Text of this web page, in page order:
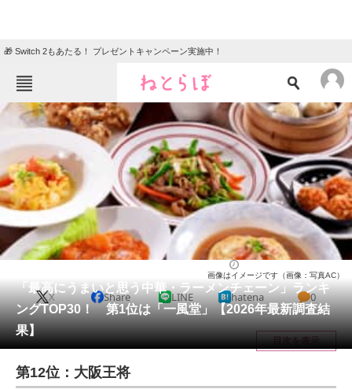
🎁 Switch 2もあたる！ プレゼントキャンペーン実施中！
ねとらぼメニュー
TOP ニュース
エンタメ クイズ
グルメ 地域
住まい 教育・育児
動物 リサーチ
会員記事
メディア
注目記事を集めた総合ページ
ITの今と未来を見通す
「最高にうまいと思う中華・ラーメンチェーン」ランキ
ングTOP30！ 第1位は「一風堂」【2026年最新調査結
果】
画像はイメージです（画像：写真AC）
X Share LINE hatena 0
目次を表示
第12位：大阪王将